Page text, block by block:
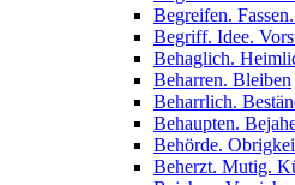
Begreifen.
Begriff. Idee.
Behaglich.
Beharren. Bleiben
Beharrlich.
Behaupten.
Behörde.
Beherzt. Mutig.